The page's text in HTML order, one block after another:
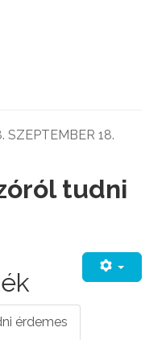
SZEPTEMBER 18.
tudni
érdemes